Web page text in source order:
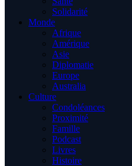
Solidarité
Monde
Afrique
Amérique
Asie
Diplomatie
Europe
Australia
Culture
Condoléances
Proximité
Famille
Podcast
Livres
Histoire